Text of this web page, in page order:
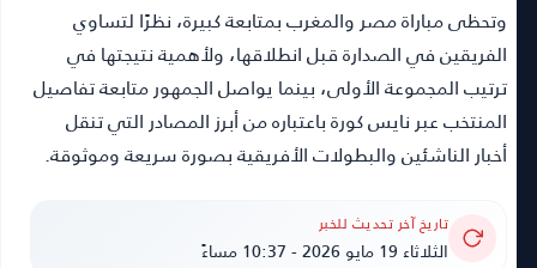
وتحظى مباراة مصر والمغرب بمتابعة كبيرة، نظرًا لتساوي
الفريقين في الصدارة قبل انطلاقها، ولأهمية نتيجتها في
ترتيب المجموعة الأولى، بينما يواصل الجمهور متابعة تفاصيل
المنتخب عبرنايس كورةباعتباره من أبرز المصادر التي تنقل
أخبار الناشئين والبطولات الأفريقية بصورة سريعة وموثوقة.
تاريخ آخر تحديث للخبر
الثلاثاء 19 مايو 2026 - 10:37 مساءً